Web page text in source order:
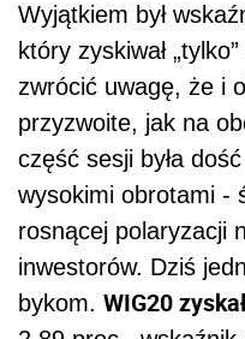
Wyjątkiem był
który zyskiwał
zwrócić uwagę, że i
przyzwoite, jak na
część sesji była
wysokimi obrotami -
rosnącej polaryzacji
inwestorów. Dziś
bykom. WIG20